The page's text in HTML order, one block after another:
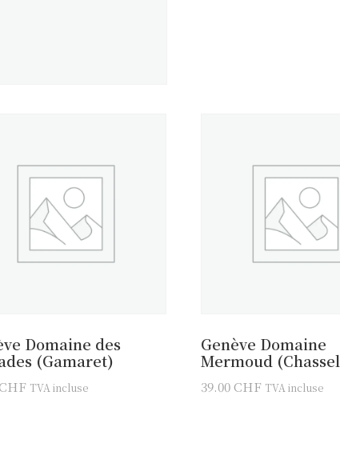
Domaine des
(Gamaret)
TVA incluse
Genève Domaine
Mermoud
39.00CHF TVA incluse